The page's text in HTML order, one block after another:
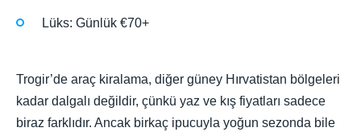
Lüks: Günlük €70+
Trogir’de araç kiralama, diğer güney Hırvatistan bölgeleri
kadar dalgalı değildir, çünkü yaz ve kış fiyatları sadece
biraz farklıdır. Ancak birkaç ipucuyla yoğun sezonda bile